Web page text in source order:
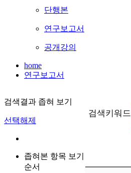
단행본
연구보고서
공개강의
home
연구보고서
검색결과 좁혀 보기
선택해제
좁혀본 항목 보기
순서
검색키워드